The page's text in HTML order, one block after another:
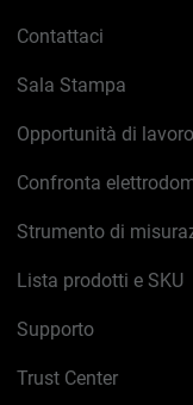
Contattaci
Sala Stampa
Opportunità di lavoro
Confronta
Strumento di
Lista prodotti e SKU
Supporto
Trust Center